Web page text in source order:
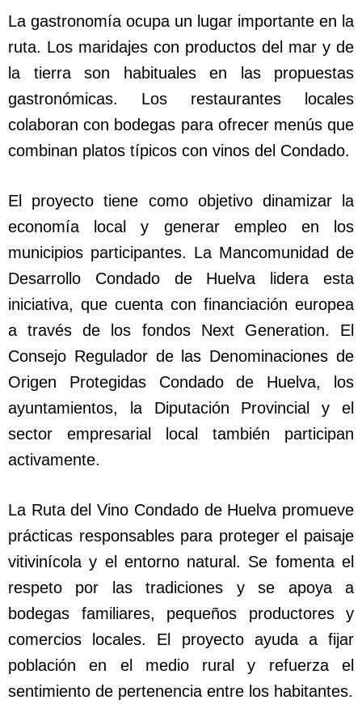
La gastronomía ocupa un lugar importante en la
ruta. Los maridajes con productos del mar y de
la tierra son habituales en las propuestas
gastronómicas. Los restaurantes locales
colaboran con bodegas para ofrecer menús que
combinan platos típicos con vinos del Condado.
El proyecto tiene como objetivo dinamizar la
economía local y generar empleo en los
municipios participantes. La Mancomunidad de
Desarrollo Condado de Huelva lidera esta
iniciativa, que cuenta con financiación europea
a través de los fondos Next Generation. El
Consejo Regulador de las Denominaciones de
Origen Protegidas Condado de Huelva, los
ayuntamientos, la Diputación Provincial y el
sector empresarial local también participan
activamente.
La Ruta del Vino Condado de Huelva promueve
prácticas responsables para proteger el paisaje
vitivinícola y el entorno natural. Se fomenta el
respeto por las tradiciones y se apoya a
bodegas familiares, pequeños productores y
comercios locales. El proyecto ayuda a fijar
población en el medio rural y refuerza el
sentimiento de pertenencia entre los habitantes.